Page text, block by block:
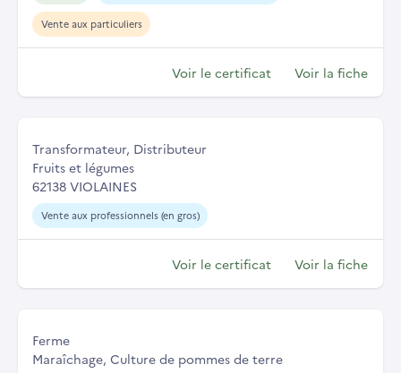
Vente aux particuliers
Voir le certificat Voir la fiche
Transformateur, Distributeur
Fruits et légumes
62138 VIOLAINES
Vente aux professionnels (en gros)
Voir le certificat Voir la fiche
Ferme
Maraîchage, Culture de pommes de terre